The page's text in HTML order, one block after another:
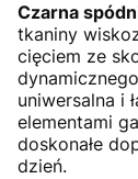
Czarna
tkaniny
cięciem ze
uniwersalna i
elementami
doskonałe
dzień.